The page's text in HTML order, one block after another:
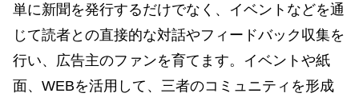
単に新聞を発行するだけでなく、イベントなどを通
じて読者との直接的な対話やフィードバック収集を
行い、広告主のファンを育てます。イベントや紙
面、WEBを活用して、三者のコミュニティを形成